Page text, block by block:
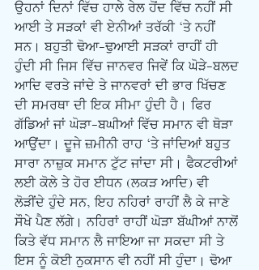
ਉਹਨਾਂ ਦਿਨਾਂ ਵਿੱਚ ਹਾਲੇ ਰੇਲ ਹੋਂਦ ਵਿੱਚ ਨਹੀਂ ਸੀ
ਆਈ ਤੇ ਸੜਕਾਂ ਵੀ ਏਨੀਆਂ ਤਰੱਕੀ ‘ਤੇ ਨਹੀਂ
ਸਨ। ਬਹੁਤੀ ਢੋਆ-ਢੁਆਈ ਸੜਕਾਂ ਰਾਹੀਂ ਹੀ
ਹੁੰਦੀ ਸੀ ਜਿਸ ਵਿੱਚ ਜਾਨਵਰ ਜਿਵੇਂ ਕਿ ਘੋੜੇ-ਬਲਦ
ਆਦਿ ਵਰਤੇ ਜਾਂਦੇ ਤੇ ਜਾਨਵਰਾਂ ਦੀ ਭਾਰ ਖਿੱਚਣ
ਦੀ ਸਮਰਥਾ ਦੀ ਇਕ ਸੀਮਾ ਹੁੰਦੀ ਹੈ। ਫਿਰ
ਗੱਡਿਆਂ ਜਾਂ ਘੋੜਾ-ਬਘੀਆਂ ਵਿੱਚ ਸਮਾਨ ਵੀ ਥੋੜਾ
ਆਉਂਦਾ। ਦੂਜੇ ਜ਼ਮੀਨੀ ਰਾਹ ‘ਤੇ ਜਾਂਦਿਆਂ ਬਹੁਤ
ਸਾਰਾ ਨਾਜ਼ੁਕ ਸਮਾਨ ਟੁੱਟ ਜਾਂਦਾ ਸੀ। ਫੈਕਟਰੀਆਂ
ਲਈ ਕੋਲੇ ਤੇ ਹੋਰ ਈਧਨ (ਲਕੜ ਆਦਿ) ਵੀ
ਲੋੜੀਂਦੇ ਹੁੰਦੇ ਸਨ, ਇਹ ਨਹਿਰਾਂ ਰਾਹੀਂ ਲੈ ਕੇ ਜਾਣੇ
ਸੌਖੇ ਪੈਣ ਲੱਗੇ। ਨਹਿਰਾਂ ਰਾਹੀਂ ਘੋੜਾ ਬੱਘੀਆਂ ਨਾਲੋਂ
ਕਿਤੇ ਵੱਧ ਸਮਾਨ ਲੈ ਜਾਇਆ ਜਾ ਸਕਦਾ ਸੀ ਤੇ
ਇਸ ਨੂੰ ਕੋਈ ਨੁਕਸਾਨ ਵੀ ਨਹੀਂ ਸੀ ਹੁੰਦਾ। ਢੋਆ